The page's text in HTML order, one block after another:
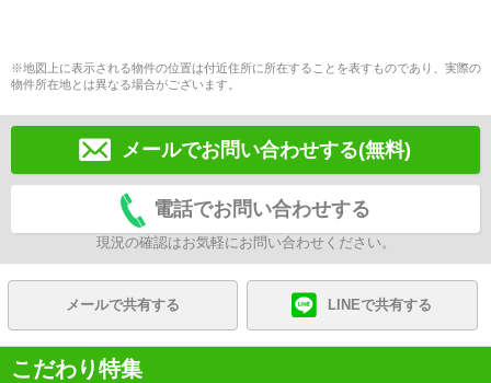
※地図上に表示される物件の位置は付近住所に所在することを表すものであり、実際の
物件所在地とは異なる場合がございます。
メールでお問い合わせする(無料)
電話でお問い合わせする
現況の確認はお気軽にお問い合わせください。
メールで共有する LINEで共有する
こだわり特集